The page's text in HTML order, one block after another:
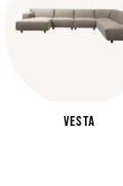
Vesta